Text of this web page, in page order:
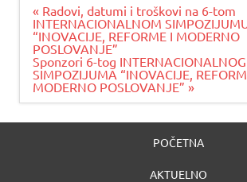
Navigacija
članaka
« Radovi, datumi i troškovi na 6-tom
INTERNACIONALNOM
“INOVACIJE, REFORME I MODERNO
POSLOVANJE”
Sponzori 6-tog INTERNACIONALNOG
SIMPOZIJUMA “INOVACIJE,
MODERNO POSLOVANJE” »
POČETNA
AKTUELNO